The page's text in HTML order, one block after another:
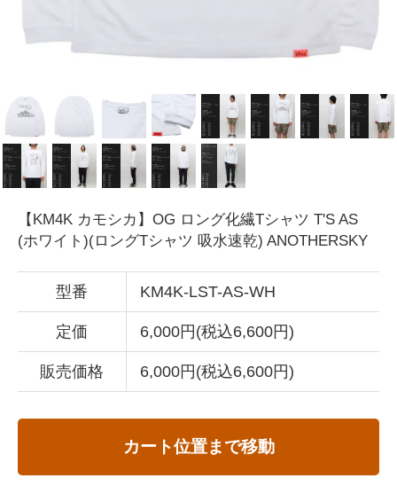
【KM4K カモシカ】OG ロング化繊Tシャツ T'S AS
(ホワイト)(ロングTシャツ 吸水速乾) ANOTHERSKY
型番 KM4K-LST-AS-WH
定価 6,000円(税込6,600円)
販売価格 6,000円(税込6,600円)
カート位置まで移動